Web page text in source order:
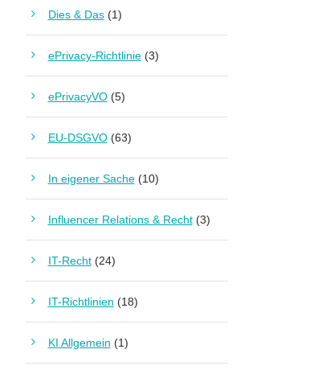
Dies & Das(1)
ePrivacy-Richtlinie(3)
ePrivacyVO(5)
EU-DSGVO(63)
In eigener Sache(10)
Influencer Relations & Recht(3)
IT-Recht(24)
IT-Richtlinien (18)
KI Allgemein (1)